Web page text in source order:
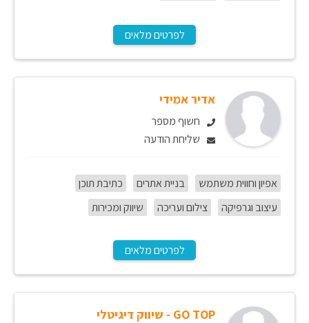
לפרטים מלאים
אדיר אמידי
חשוף מספר
שליחת הודעה
אפיון וחווית משתמש בניית אתרים
כתיבת תוכן
עיצוב וגרפיקה
צילום ועריכה שיווק ומכירות
לפרטים מלאים
GO TOP - שיווק דיגיטלי